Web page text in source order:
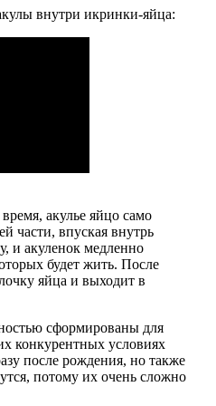
внутри икринки-яйца:
акулье яйцо само
части, впуская внутрь
акуленок медленно
будет жить. После
яйца и выходит в
сформированы для
конкурентных условиях
после рождения, но также
потому их очень сложно